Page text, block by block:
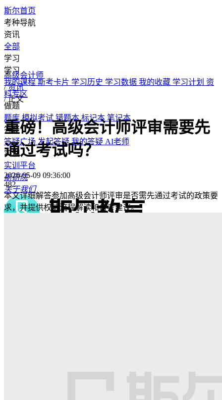
斯尔首页
考种导航
资讯
全部
学习
学习
我的课程 斯考卡片 学习历史 学习数据 我的收藏 学习计划 资
料专区
做题
题库模拟考试 错题本标记本 笔记本
答疑
答疑广场 发起答疑我的答疑 AI老师
实训
实训平台
斯研院
关于我们
高级会计师
/ 资讯
/ 正文
重磅！高级会计师评审需要先
通过考试吗？
2026-05-09 09:36:00
482
本文详细解答参加高级会计师评审是否需先通过考试的政策要
求，并提供权威流程解读和备考建议。